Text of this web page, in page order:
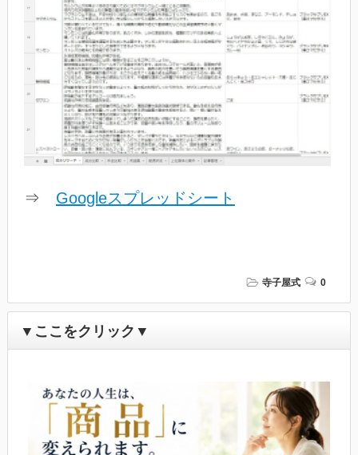
⇒ Googleスプレッドシート
寺子屋式 0
▼ここをクリック▼